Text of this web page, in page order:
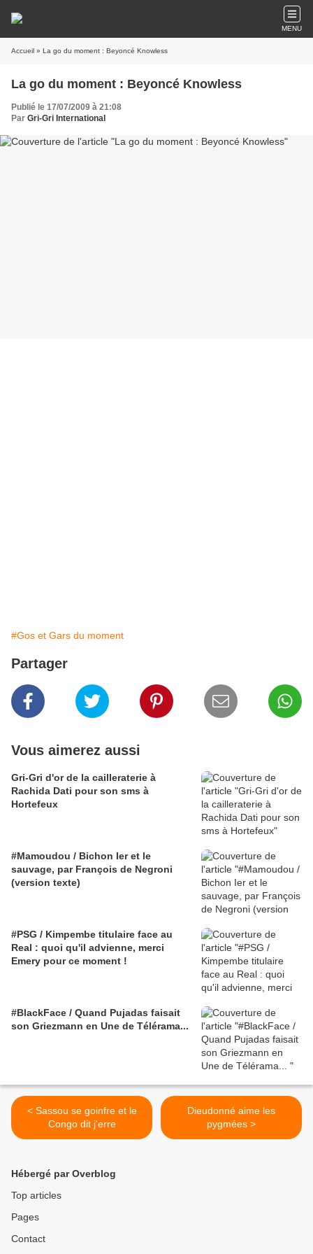
MENU
Accueil » La go du moment : Beyoncé Knowless
La go du moment : Beyoncé Knowless
Publié le 17/07/2009 à 21:08
Par Gri-Gri International
#Gos et Gars du moment
Partager
Vous aimerez aussi
Gri-Gri d'or de la cailleraterie à
Rachida Dati pour son sms à
Hortefeux
#Mamoudou / Bichon Ier et le
sauvage, par François de Negroni
(version texte)
#PSG / Kimpembe titulaire face au
Real : quoi qu'il advienne, merci
Emery pour ce moment !
#BlackFace / Quand Pujadas faisait
son Griezmann en Une de Télérama...
< Sassou se goinfre et le
Congo dit j'erre
Dieudonné aime les
pygmées >
Hébergé par Overblog
Top articles
Pages
Contact